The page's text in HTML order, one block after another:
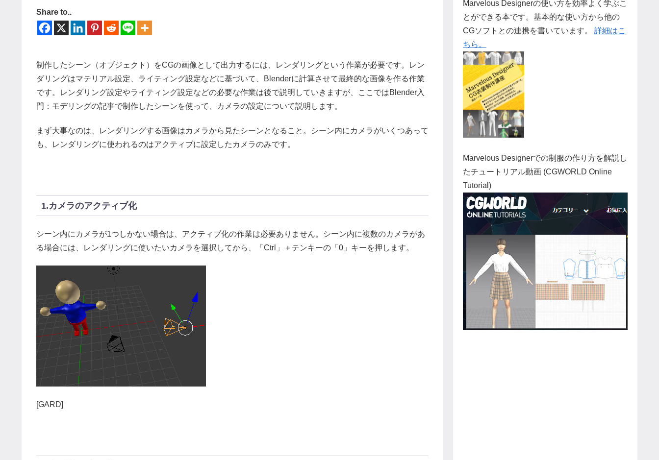
Share to..
制作したシーン（オブジェクト）をCGの画像として出力するには、レンダリングという作業が必要です。レン
ダリングはマテリアル設定、ライティング設定などに基づいて、Blenderに計算させて最終的な画像を作る作業
です。レンダリング設定やライティング設定などの必要な作業は後で説明していきますが、ここではBlender入
門：モデリングの記事で制作したシーンを使って、カメラの設定について説明します。
まず大事なのは、レンダリングする画像はカメラから見たシーンとなること。シーン内にカメラがいくつあって
も、レンダリングに使われるのはアクティブに設定したカメラのみです。
1.カメラのアクティブ化
シーン内にカメラが1つしかない場合は、アクティブ化の作業は必要ありません。シーン内に複数のカメラがあ
る場合には、レンダリングに使いたいカメラを選択してから、「Ctrl」＋テンキーの「0」キーを押します。
[GARD]
Marvelous Designerの使い方を効率よく学ぶこ
とができる本です。基本的な使い方から他の
CGソフトとの連携を書いています。 詳細はこ
ちら。
Marvelous Designerでの制服の作り方を解説し
たチュートリアル動画 (CGWORLD Online
Tutorial)